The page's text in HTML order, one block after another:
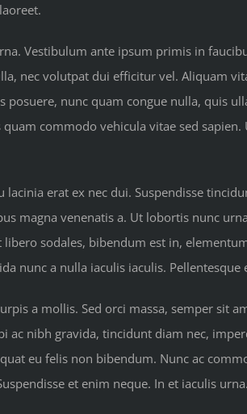
Vestibulum ante ipsum primis in
nec volutpat dui efficitur vel. Aliquam
nunc quam congue nulla, quis
commodo vehicula vitae sed
erat ex nec dui. Suspendisse
magna venenatis a. Ut lobortis nunc
sodales, bibendum est in,
nunc a nulla iaculis iaculis.
a mollis. Sed orci massa, semper sit
nibh gravida, tincidunt diam nec,
eu felis non bibendum. Nunc ac
et enim neque. In et iaculis urna.